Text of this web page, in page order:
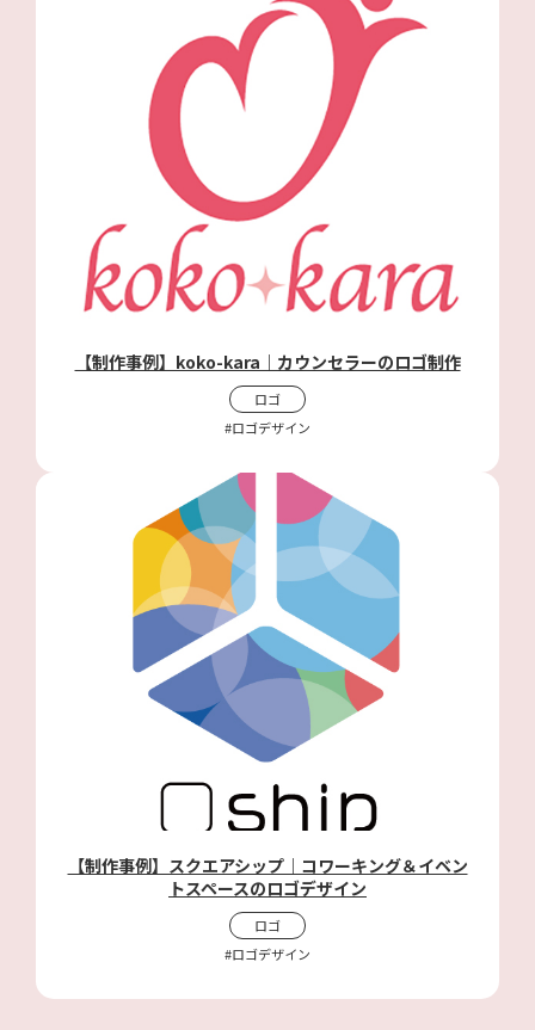
【制作事例】koko-kara｜カウンセラーのロゴ制作
ロゴ
#ロゴデザイン
【制作事例】スクエアシップ｜コワーキング＆イベン
トスペースのロゴデザイン
ロゴ
#ロゴデザイン